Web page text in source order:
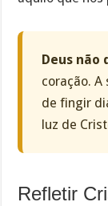
Deus não
coração.
de fingir
luz de
Refletir